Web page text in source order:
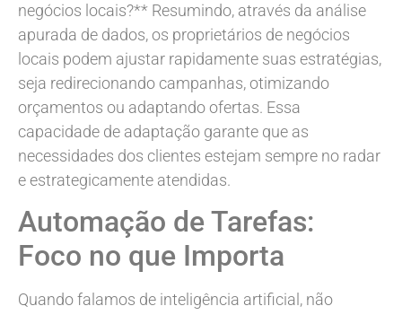
negócios locais?** Resumindo, através da análise
apurada de dados, os proprietários de negócios
locais podem ajustar rapidamente suas estratégias,
seja redirecionando campanhas, otimizando
orçamentos ou adaptando ofertas. Essa
capacidade de adaptação garante que as
necessidades dos clientes estejam sempre no radar
e estrategicamente atendidas.
Automação de Tarefas:
Foco no que Importa
Quando falamos de inteligência artificial, não